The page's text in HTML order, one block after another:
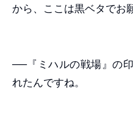
から、ここは黒ベタでお
──『ミハルの戦場』の
れたんですね。